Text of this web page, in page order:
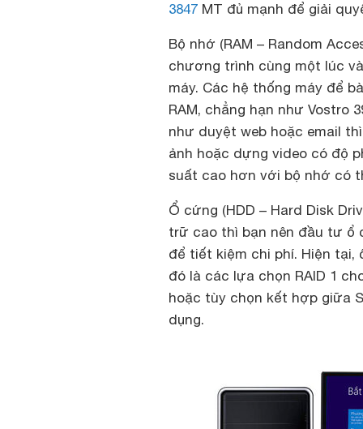
3847 MT đủ mạnh để giải
Bộ nhớ (RAM – Random
chương trình cùng một lúc
máy. Các hệ thống máy để
RAM, chẳng hạn như Vostro
như duyệt web hoặc email
ảnh hoặc dựng video có độ
suất cao hơn với bộ nhớ có
Ổ cứng (HDD – Hard Disk
trữ cao thì bạn nên đầu tư ổ
để tiết kiệm chi phí. Hiện tại,
đó là các lựa chọn RAID 1
hoặc tùy chọn kết hợp giữa
dụng.